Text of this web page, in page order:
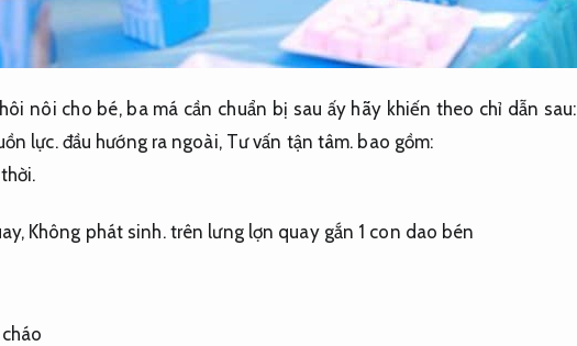
nôi cho bé, ba má cần chuẩn bị sau ấy hãy khiến theo chỉ dẫn sau:
lực.đầu hướng ra ngoài, Tư vấn tận tâm. bao gồm:
Không phát sinh.trên lưng lợn quay gắn 1 con dao bén